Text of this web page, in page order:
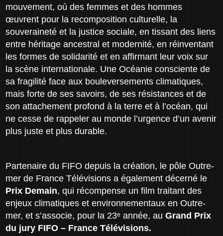
mouvement, où des femmes et des hommes
œuvrent pour la recomposition culturelle, la
souveraineté et la justice sociale, en tissant des liens
entre héritage ancestral et modernité, en réinventant
les formes de solidarité et en affirmant leur voix sur
la scène internationale. Une Océanie consciente de
sa fragilité face aux bouleversements climatiques,
mais forte de ses savoirs, de ses résistances et de
son attachement profond à la terre et à l’océan, qui
ne cesse de rappeler au monde l’urgence d’un avenir
plus juste et plus durable.
Partenaire du FIFO depuis la création, le pôle Outre-
mer de France Télévisions a également décerné le
Prix Demain, qui récompense un film traitant des
enjeux climatiques et environnementaux en Outre-
mer, et s’associe, pour la 23ᵉ année, auGrand Prix
du jury FIFO – France Télévisions.